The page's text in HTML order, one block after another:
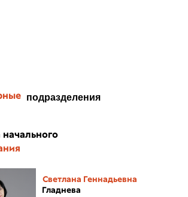
подразделения
Гладнева
Светлана Геннадьевна